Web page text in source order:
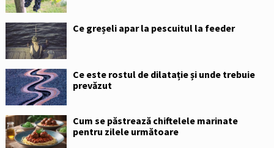
Ce greșeli apar la pescuitul la feeder
Ce este rostul de dilatație și unde trebuie
prevăzut
Cum se păstrează chiftelele marinate
pentru zilele următoare